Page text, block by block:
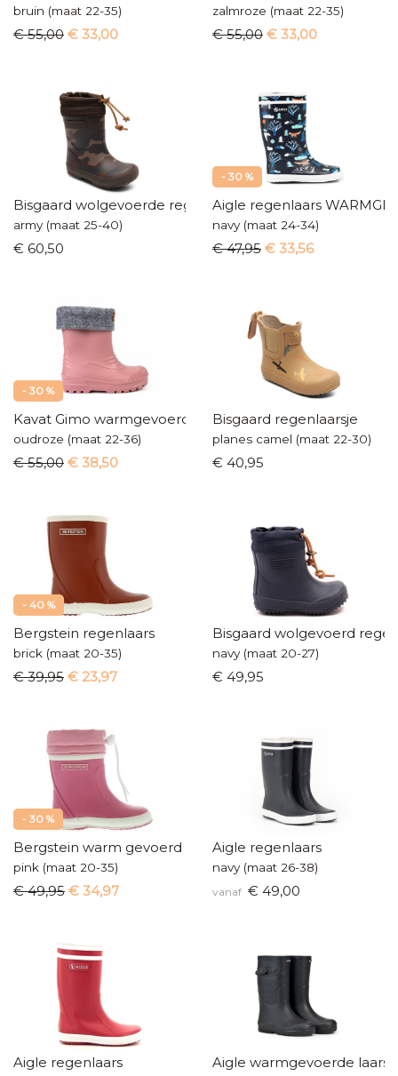
bruin (maat 22-35)
€ 55,00 € 33,00
zalmroze (maat 22-35)
€ 55,00 € 33,00
Bisgaard wolgevoerde regenlaars
army (maat 25-40)
€ 60,50
- 30 %
Aigle regenlaars
navy (maat 24-34)
€ 47,95 € 33,56
- 30 %
Kavat Gimo warmgevoerde laarzen
oudroze (maat 22-36)
€ 55,00 € 38,50
Bisgaard regenlaarsje
planes camel (maat 22-30)
€ 40,95
- 40 %
Bergstein regenlaars
brick (maat 20-35)
€ 39,95 € 23,97
Bisgaard wolgevoerd
navy (maat 20-27)
€ 49,95
- 30 %
Bergstein warm gevoerd
pink (maat 20-35)
€ 49,95 € 34,97
Aigle regenlaars
navy (maat 26-38)
vanaf € 49,00
Aigle regenlaars Aigle warmgevoerde laars